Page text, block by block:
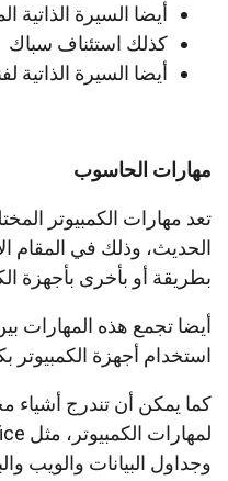
أيضا السيرة الذاتية
كذلك استئناف سباك
أيضا السيرة الذاتية
مهارات الحاسوب
تعد مهارات الكمبيوتر
الحديث، وذلك في المقام
بطريقة أو بأخرى بأجهزة
أيضا تجمع هذه المهارات
استخدام أجهزة الكمبيوتر
كما يمكن أن تندرج
وجداول البيانات والويب